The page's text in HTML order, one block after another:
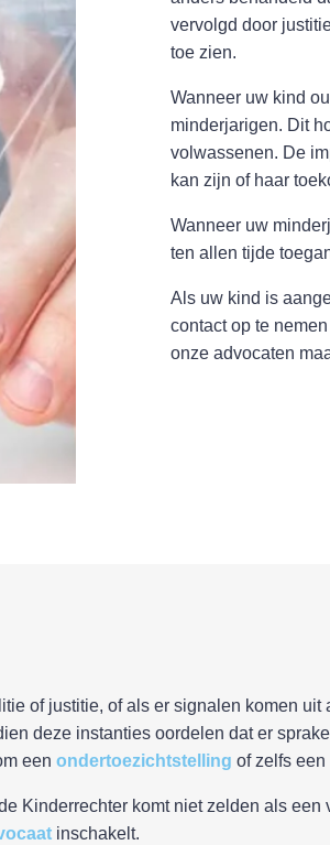
vervolgd door
toe zien.
Wanneer uw kind
minderjarigen. Dit
volwassenen. De
kan zijn of haar
Wanneer uw
ten allen tijde
Als uw kind is
contact op te
onze advocaten
of justitie, of als er signalen komen
deze instanties oordelen dat er
een ondertoezichtstelling of zelfs een
Kinderrechter komt niet zelden als
inschakelt.